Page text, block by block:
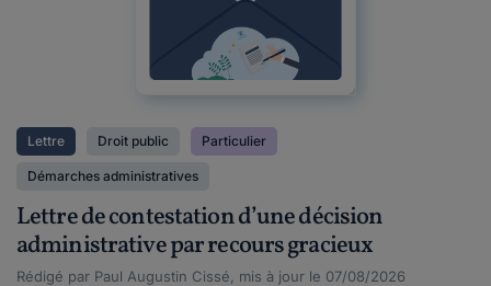
Lettre Droit public Particulier
Démarches administratives
Lettre de contestation d’une décision
administrative par recours gracieux
Rédigé par Paul Augustin Cissé, mis à jour le 07/08/2026